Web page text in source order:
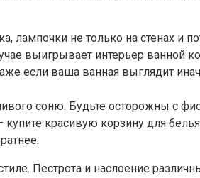
лампочки не только на стенах и
выигрывает интерьер ванной
если ваша ванная выглядит
соню. Будьте осторожны с
красивую корзину для
Пестрота и наслоение